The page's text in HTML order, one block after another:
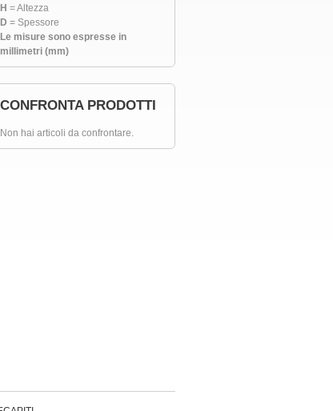
H = Altezza
D = Spessore
Le misure sono espresse in
millimetri (mm)
CONFRONTA PRODOTTI
Non hai articoli da confrontare.